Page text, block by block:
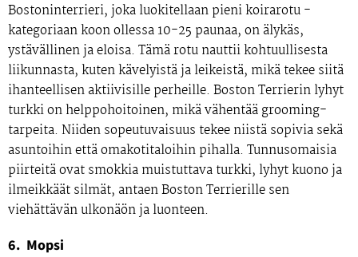
Bostoninterrieri, joka luokitellaan pieni koirarotu -
kategoriaan koon ollessa 10-25 paunaa, on älykäs,
ystävällinen ja eloisa. Tämä rotu nauttii kohtuullisesta
liikunnasta, kuten kävelyistä ja leikeistä, mikä tekee siitä
ihanteellisen aktiivisille perheille. Boston Terrierin lyhyt
turkki on helppohoitoinen, mikä vähentää grooming-
tarpeita. Niiden sopeutuvaisuus tekee niistä sopivia sekä
asuntoihin että omakotitaloihin pihalla. Tunnusomaisia
piirteitä ovat smokkia muistuttava turkki, lyhyt kuono ja
ilmeikkäät silmät, antaen Boston Terrierille sen
viehättävän ulkonäön ja luonteen.
6. Mopsi